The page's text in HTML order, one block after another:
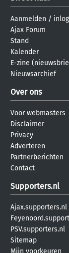
Aanmelden /
Ajax Forum
Stand
Kalender
E-zine
Nieuwsarchief
Over ons
Voor webmasters
Disclaimer
Privacy
Adverteren
Partnerberichten
Contact
Supporters.nl
Ajax.supporters.nl
PSV.supporters.nl
Sitemap
Mijn voorkeuren